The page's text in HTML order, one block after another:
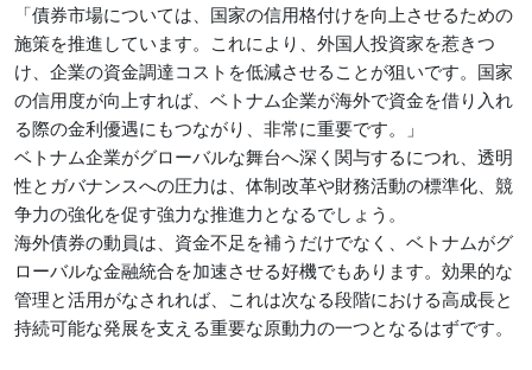
「債券市場については、国家の信用格付けを向上させるための
施策を推進しています。これにより、外国人投資家を惹きつ
け、企業の資金調達コストを低減させることが狙いです。国家
の信用度が向上すれば、ベトナム企業が海外で資金を借り入れ
る際の金利優遇にもつながり、非常に重要です。」
ベトナム企業がグローバルな舞台へ深く関与するにつれ、透明
性とガバナンスへの圧力は、体制改革や財務活動の標準化、競
争力の強化を促す強力な推進力となるでしょう。
海外債券の動員は、資金不足を補うだけでなく、ベトナムがグ
ローバルな金融統合を加速させる好機でもあります。効果的な
管理と活用がなされれば、これは次なる段階における高成長と
持続可能な発展を支える重要な原動力の一つとなるはずです。